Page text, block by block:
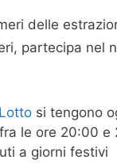
delle
partecipa nel
si tengono
le ore 20:00 e
a giorni festivi